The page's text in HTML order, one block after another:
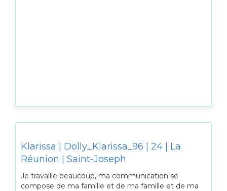
Klarissa | Dolly_Klarissa_96 | 24 | La
Réunion | Saint-Joseph
Je travaille beaucoup, ma communication se
compose de ma famille et de ma famille et de ma